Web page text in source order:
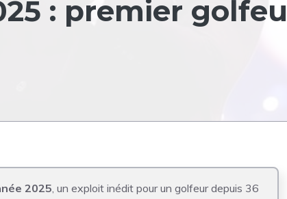
: premier
2025, un exploit inédit pour un golfeur depuis 36